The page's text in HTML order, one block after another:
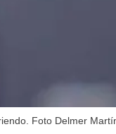
Foto Delmer